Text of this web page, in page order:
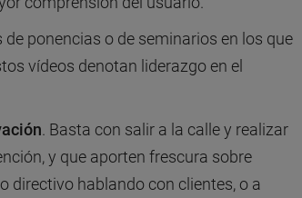
de ponencias o de seminarios en los que
vídeos denotan liderazgo en el
. Basta con salir a la calle y realizar
y que aporten frescura sobre
directivo hablando con clientes, o a